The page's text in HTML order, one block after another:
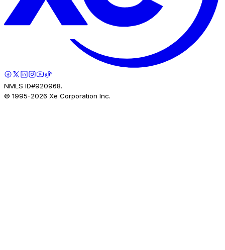
NMLS ID#920968.
© 1995-2026 Xe Corporation Inc.